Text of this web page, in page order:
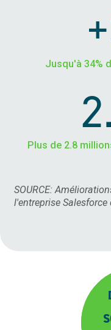
Jusqu'à 34%
Plus de 2.8
SOURCE:
l'entreprise